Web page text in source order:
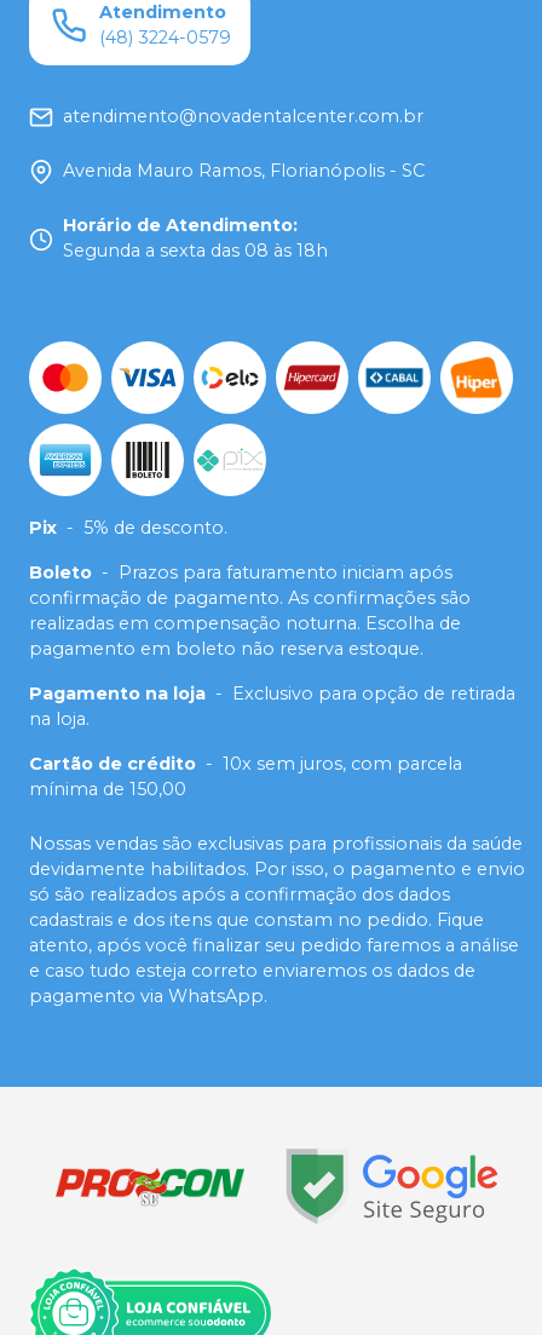
Atendimento
(48) 3224-0579
atendimento@novadentalcenter.com.br
Avenida Mauro Ramos, Florianópolis - SC
Horário de Atendimento:
Segunda a sexta das 08 às 18h
Pix - 5% de desconto.
Boleto -
Prazos para faturamento iniciam após
confirmação de pagamento. As confirmações são
realizadas em compensação noturna. Escolha de
pagamento em boleto não reserva estoque.
Pagamento na loja -
Exclusivo para opção de retirada
na loja.
Cartão de crédito - 10x sem juros, com parcela
mínima de 150,00
Nossas vendas são exclusivas para profissionais da saúde
devidamente habilitados. Por isso, o pagamento e envio
só são realizados após a confirmação dos dados
cadastrais e dos itens que constam no pedido. Fique
atento, após você finalizar seu pedido faremos a análise
e caso tudo esteja correto enviaremos os dados de
pagamento via WhatsApp.